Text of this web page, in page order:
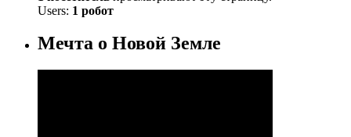
Users: 1 робот
Мечта о Новой Земле